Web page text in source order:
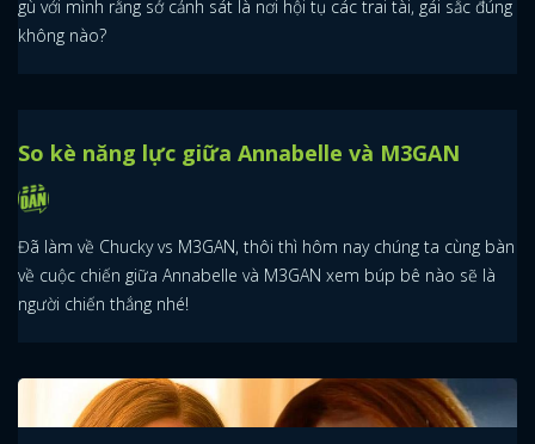
gù với mình rằng sở cảnh sát là nơi hội tụ các trai tài, gái sắc đúng
không nào?
So kè năng lực giữa Annabelle và M3GAN
Đã làm về Chucky vs M3GAN, thôi thì hôm nay chúng ta cùng bàn
về cuộc chiến giữa Annabelle và M3GAN xem búp bê nào sẽ là
người chiến thắng nhé!